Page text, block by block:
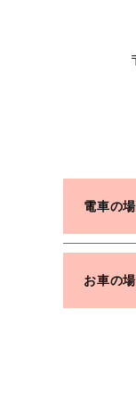
電車の
お車の